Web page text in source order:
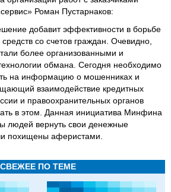
Роман Пустарнаков:
добавит эффективности в борьбе
со счетов граждан. Очевидно,
более организованными и
обмана. Сегодня необходимо
на информацию о мошенниках и
взаимодействие кредитных
и правоохранительных органов
в этом. Данная инициатива Минфина
людей вернуть свои денежные
похищены аферистами.
СВЕЖЕЕ ПО ТЕМЕ